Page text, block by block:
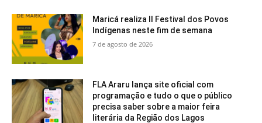
Maricá realiza II Festival dos Povos
Indígenas neste fim de semana
7 de agosto de 2026
FLA Araru lança site oficial com
programação e tudo o que o público
precisa saber sobre a maior feira
literária da Região dos Lagos